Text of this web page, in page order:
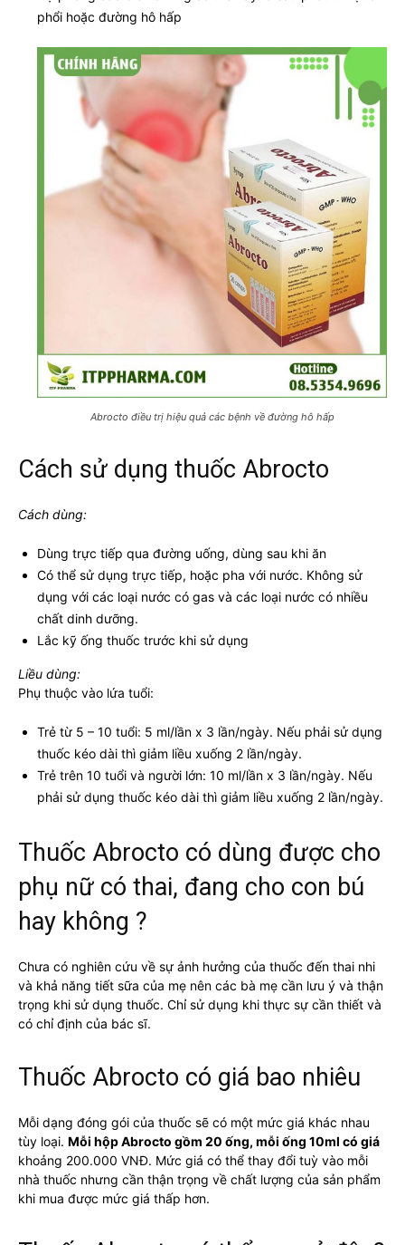
phổi hoặc đường hô hấp
Abrocto điều trị hiệu quả các bệnh về đường hô hấp
Cách sử dụng thuốc Abrocto
Cách dùng:
Dùng trực tiếp qua đường uống, dùng sau khi ăn
Có thể sử dụng trực tiếp, hoặc pha với nước. Không sử
dụng với các loại nước có gas và các loại nước có nhiều
chất dinh dưỡng.
Lắc kỹ ống thuốc trước khi sử dụng
Liều dùng:
Phụ thuộc vào lứa tuổi:
Trẻ từ 5 – 10 tuổi: 5 ml/lần x 3 lần/ngày. Nếu phải sử dụng
thuốc kéo dài thì giảm liều xuống 2 lần/ngày.
Trẻ trên 10 tuổi và người lớn: 10 ml/lần x 3 lần/ngày. Nếu
phải sử dụng thuốc kéo dài thì giảm liều xuống 2 lần/ngày.
Thuốc Abrocto có dùng được cho
phụ nữ có thai, đang cho con bú
hay không ?
Chưa có nghiên cứu về sự ảnh hưởng của thuốc đến thai nhi
và khả năng tiết sữa của mẹ nên các bà mẹ cần lưu ý và thận
trọng khi sử dụng thuốc. Chỉ sử dụng khi thực sự cần thiết và
có chỉ định của bác sĩ.
Thuốc Abrocto có giá bao nhiêu
Mỗi dạng đóng gói của thuốc sẽ có một mức giá khác nhau
tùy loại. Mỗi hộp Abrocto gồm 20 ống, mỗi ống 10ml có giá
khoảng 200.000 VNĐ. Mức giá có thể thay đổi tuỳ vào mỗi
nhà thuốc nhưng cần thận trọng về chất lượng của sản phẩm
khi mua được mức giá thấp hơn.